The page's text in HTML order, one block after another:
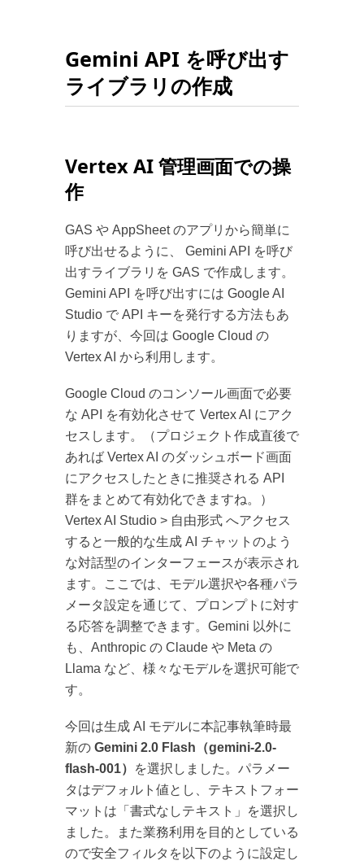
Gemini API を呼び出す
ライブラリの作成
Vertex AI 管理画面での操
作
GAS や AppSheet のアプリから簡単に
呼び出せるように、 Gemini API を呼び
出すライブラリを GAS で作成します。
Gemini API を呼び出すには Google AI
Studio で API キーを発行する方法もあ
りますが、今回は Google Cloud の
Vertex AI から利用します。
Google Cloud のコンソール画面で必要
な API を有効化させて Vertex AI にアク
セスします。（プロジェクト作成直後で
あれば Vertex AI のダッシュボード画面
にアクセスしたときに推奨される API
群をまとめて有効化できますね。）
Vertex AI Studio > 自由形式 へアクセス
すると一般的な生成 AI チャットのよう
な対話型のインターフェースが表示され
ます。ここでは、モデル選択や各種パラ
メータ設定を通じて、プロンプトに対す
る応答を調整できます。Gemini 以外に
も、Anthropic の Claude や Meta の
Llama など、様々なモデルを選択可能で
す。
今回は生成 AI モデルに本記事執筆時最
新の Gemini 2.0 Flash（gemini-2.0-
flash-001）
を選択しました。パラメー
タはデフォルト値とし、テキストフォー
マットは「書式なしテキスト」を選択し
ました。また業務利用を目的としている
ので安全フィルタを以下のように設定し